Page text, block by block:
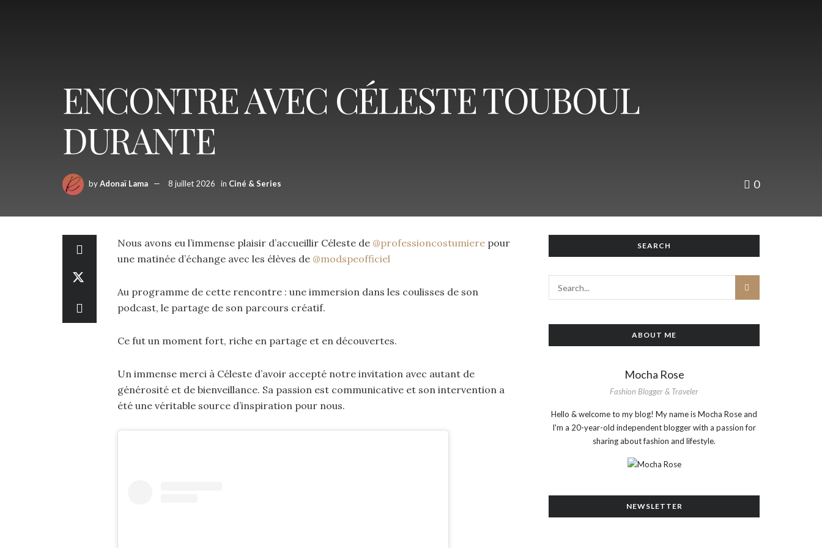
ENCONTRE AVEC CÉLESTE TOUBOUL
DURANTE
byAdonaï Lama 8 juillet 2026 in Ciné & Series 0
Nous avons eu l’immense plaisir d’accueillir Céleste de @professioncostumiere pour
une matinée d’échange avec les élèves de @modspeofficiel
Au programme de cette rencontre : une immersion dans les coulisses de son
podcast, le partage de son parcours créatif.
Ce fut un moment fort, riche en partage et en découvertes.
Un immense merci à Céleste d’avoir accepté notre invitation avec autant de
générosité et de bienveillance. Sa passion est communicative et son intervention a
été une véritable source d’inspiration pour nous.
SEARCH
ABOUT ME
Mocha Rose
Fashion Blogger & Traveler
Hello & welcome to my blog! My name is Mocha Rose and
I'm a 20-year-old independent blogger with a passion for
sharing about fashion and lifestyle.
NEWSLETTER